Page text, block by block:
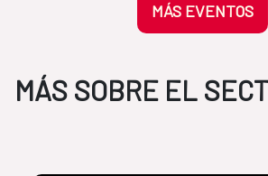
MÁS EVENTOS
MÁS SOBRE EL